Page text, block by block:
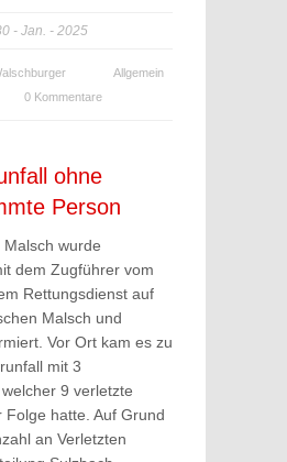
Jan. 2025
Allgemein
0 Kommentare
ohne
Person
Malsch wurde
dem Zugführer vom
Rettungsdienst auf
Malsch und
Vor Ort kam es zu
mit 3
9 verletzte
Folge hatte. Auf Grund
an Verletzten